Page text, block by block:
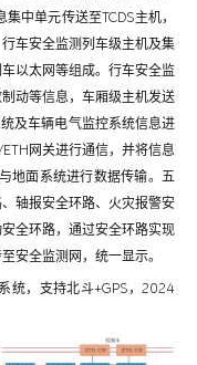
中单元传送至TCDS主机，
车安全监测列车级主机及集
以太网等组成。行车安全监
动等信息，车厢级主机发送
及车辆电气监控系统信息进
网关进行通信，并将信息
地面系统进行数据传输。五
轴报安全环路、火灾报警安
全环路，通过安全环路实现
安全监测网，统一显示。
统，支持北斗+GPS，2024